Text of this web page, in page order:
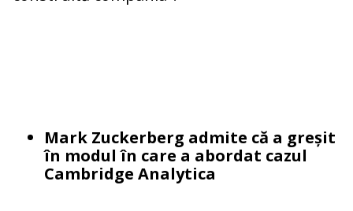
Mark Zuckerberg admite că a greșit
în modul în care a abordat cazul
Cambridge Analytica